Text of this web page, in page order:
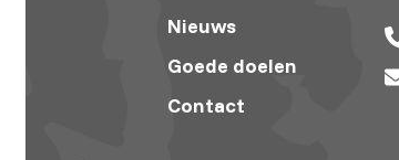
Nieuws
Goede doelen
Contact